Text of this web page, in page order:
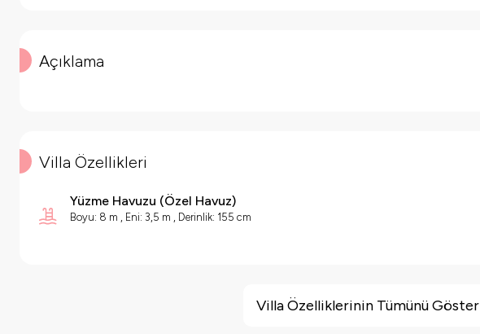
Açıklama
Villa Özellikleri
Yüzme Havuzu (Özel Havuz)
Boyu: 8 m , Eni: 3,5 m , Derinlik: 155 cm
Villa Özelliklerinin Tümünü Göster